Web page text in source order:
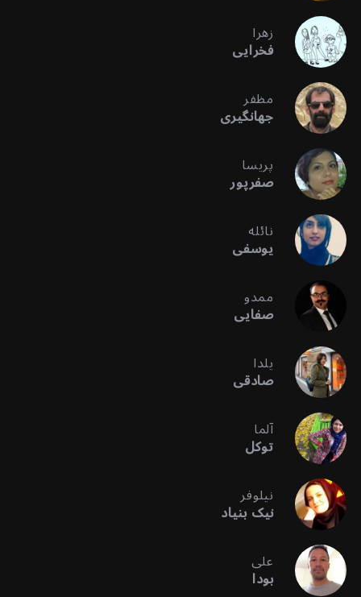
زهرا
فخرایی
مظفر
جهانگیری
پریسا
صفرپور
نائله
یوسفی
ممدو
صفایی
یلدا
صادقی
آلما
توکل
نیلوفر
نیک بنیاد
علی
بودا